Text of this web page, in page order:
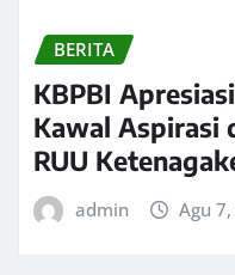
BERITA
KBPBI
Kawal Aspirasi
RUU
admin Agu